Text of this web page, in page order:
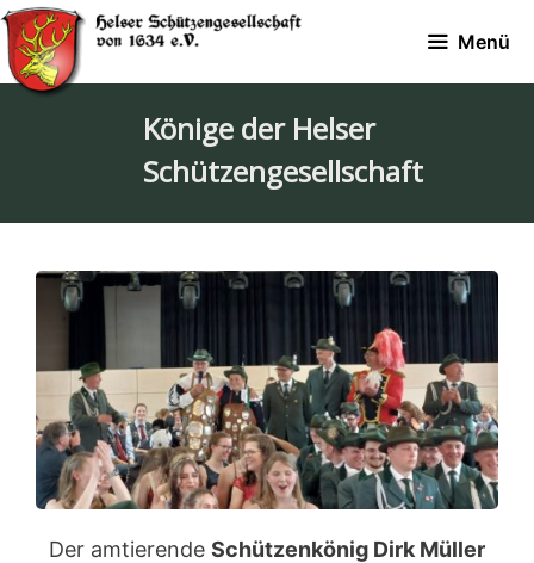
Zum
Inhalt
springen
Menü
Könige der Helser
Schützengesellschaft
Der amtierende Schützenkönig Dirk Müller